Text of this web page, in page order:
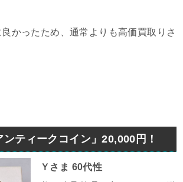
かったため、通常よりも高価買取りさ
ンティークコイン」20,000円！
Ｙさま 60代性